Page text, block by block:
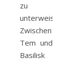
zu
unterweisen.
Zwischen
Tem und
Basilisk